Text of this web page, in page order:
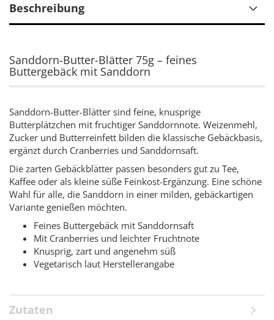
Beschreibung
Sanddorn-Butter-Blätter 75g – feines
Buttergebäck mit Sanddorn
Sanddorn-Butter-Blätter sind feine, knusprige
Butterplätzchen mit fruchtiger Sanddornnote. Weizenmehl,
Zucker und Butterreinfett bilden die klassische Gebäckbasis,
ergänzt durch Cranberries und Sanddornsaft.
Die zarten Gebäckblätter passen besonders gut zu Tee,
Kaffee oder als kleine süße Feinkost-Ergänzung. Eine schöne
Wahl für alle, die Sanddorn in einer milden, gebäckartigen
Variante genießen möchten.
Feines Buttergebäck mit Sanddornsaft
Mit Cranberries und leichter Fruchtnote
Knusprig, zart und angenehm süß
Vegetarisch laut Herstellerangabe
Zutaten